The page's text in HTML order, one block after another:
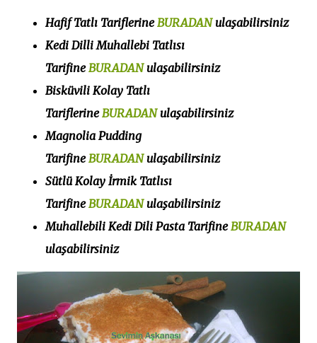
Hafif Tatlı TariflerineBURADANulaşabilirsiniz
Kedi Dilli Muhallebi Tatlısı
TarifineBURADANulaşabilirsiniz
Bisküvili Kolay Tatlı
TariflerineBURADANulaşabilirsiniz
Magnolia Pudding
TarifineBURADANulaşabilirsiniz
Sütlü Kolay İrmik Tatlısı
TarifineBURADANulaşabilirsiniz
Muhallebili Kedi Dili Pasta TarifineBURADAN
ulaşabilirsiniz